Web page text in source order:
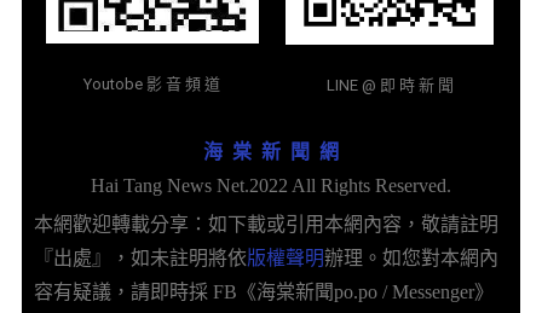
Youtobe 影 音 頻 道 LINE @ 即 時 新 聞
海 棠 新 聞 網
Hai Tang News Net.2022 All Rights Reserved.
本網歡迎轉載分享：如下載或引用本網內容，敬請註明
『出處』，如未註明將依版權聲明辦理。如您對本網內
容有疑議，請即時採 FB《海棠新聞po.po / Messenger》